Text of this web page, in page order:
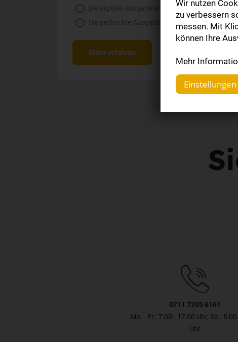
Die digitale Ausgabe als E-Paper (Mo.-So.)
Die gedruckte Ausgabe im Briefkasten
Mehr erfahren
0711 7205 6161
Mo. - Fr.: 7:00 - 17:00 Uhr, Sa.:
Uhr
Wir nutzen
zu verbessern
messen. Mit
können Ihre
Mehr
Einstellungen